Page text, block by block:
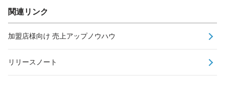
関連リンク
加盟店様向け 売上アップノウハウ
リリースノート